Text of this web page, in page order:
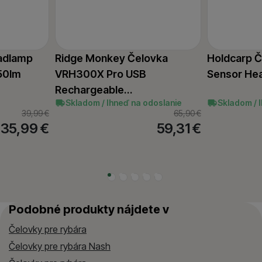
Ridge Monkey Čelovka
VRH300X Pro USB
Rechargeable…
Skladom / Ihneď na odoslanie
65,90€
59,31€
Holdcarp
Sensor
Skladom /
39,99€
35,99€
Podobné produkty nájdete v
Čelovky pre rybára
Čelovky pre rybára Nash